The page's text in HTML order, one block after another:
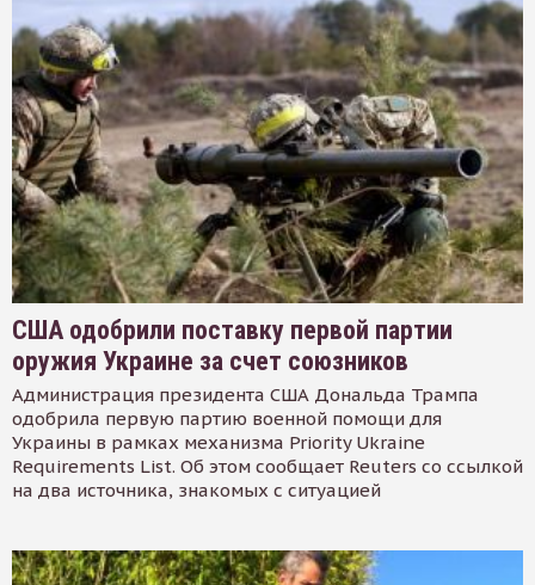
США одобрили поставку первой партии
оружия Украине за счет союзников
Администрация президента США Дональда Трампа
одобрила первую партию военной помощи для
Украины в рамках механизма Priority Ukraine
Requirements List. Об этом сообщает Reuters со ссылкой
на два источника, знакомых с ситуацией